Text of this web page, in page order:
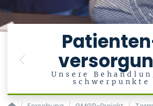
Unsere
schwerpunkte
Previous